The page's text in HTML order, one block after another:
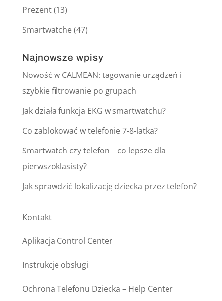
Prezent(13)
Smartwatche(47)
Najnowsze wpisy
Nowość w CALMEAN: tagowanie urządzeń i
szybkie filtrowanie po grupach
Jak działa funkcja EKG w smartwatchu?
Co zablokować w telefonie 7-8-latka?
Smartwatch czy telefon – co lepsze dla
pierwszoklasisty?
Jak sprawdzić lokalizację dziecka przez telefon?
Kontakt
Aplikacja Control Center
Instrukcje obsługi
Ochrona Telefonu Dziecka – Help Center